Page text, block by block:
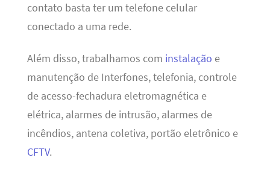
contato basta ter um telefone celular
conectado a uma rede.
Além disso, trabalhamos com instalação e
manutenção de Interfones, telefonia, controle
de acesso-fechadura eletromagnética e
elétrica, alarmes de intrusão, alarmes de
incêndios, antena coletiva, portão eletrônico e
CFTV.